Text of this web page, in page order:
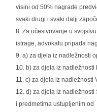
visini od 50% nagrade
svaki drugi i svaki dalji
Za učestvovanje u
istrage, advokatu pripada
a) za djela iz nadležnosti
b) za djela iz
c) za djela iz nadležnosti
d) za djela iz nadležnosti
i predmetima ustupljenim